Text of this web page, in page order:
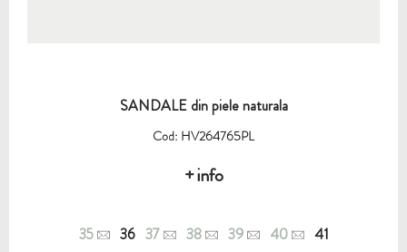
SANDALE din piele naturala
Cod: HV264765PL
+ info
35 36 37 38 39 40
41